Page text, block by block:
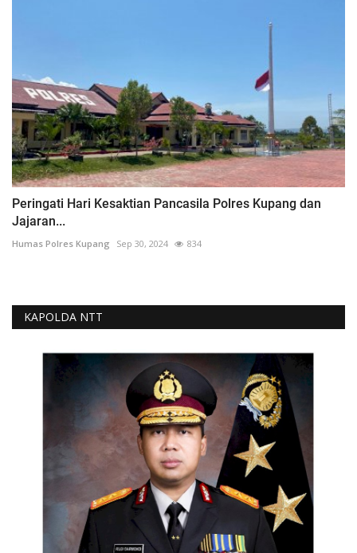
Peringati Hari Kesaktian Pancasila Polres Kupang dan
Jajaran...
Humas Polres Kupang Sep 30, 2024 834
KAPOLDA NTT